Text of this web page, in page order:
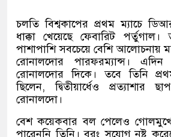
চলতি বিশ্বকাপের প্রথম ম্যাচে
ধাক্কা খেয়েছে ফেবারিট
পাশাপাশি সবচেয়ে বেশি আলোচনায়
রোনালদোর পারফরম্যান্স।
রোনালদোর দিকে। তবে তিনি
ছিলেন,দ্বিতীয়ার্ধেও প্রত্যাশার
রোনালদো।
বেশ কয়েকবার বল পেলেও
পারেননি তিনি। বরং সুযোগ নষ্ট